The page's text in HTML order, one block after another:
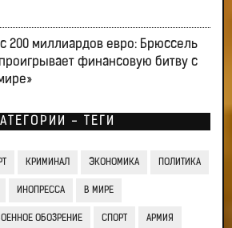
200 миллиардов евро: Брюссель
финансовую битву с
- ТЕГИ
КРИМИНАЛ ЭКОНОМИКА ПОЛИТИКА
ИНОПРЕССА В МИРЕ
ОБОЗРЕНИЕ СПОРТ АРМИЯ